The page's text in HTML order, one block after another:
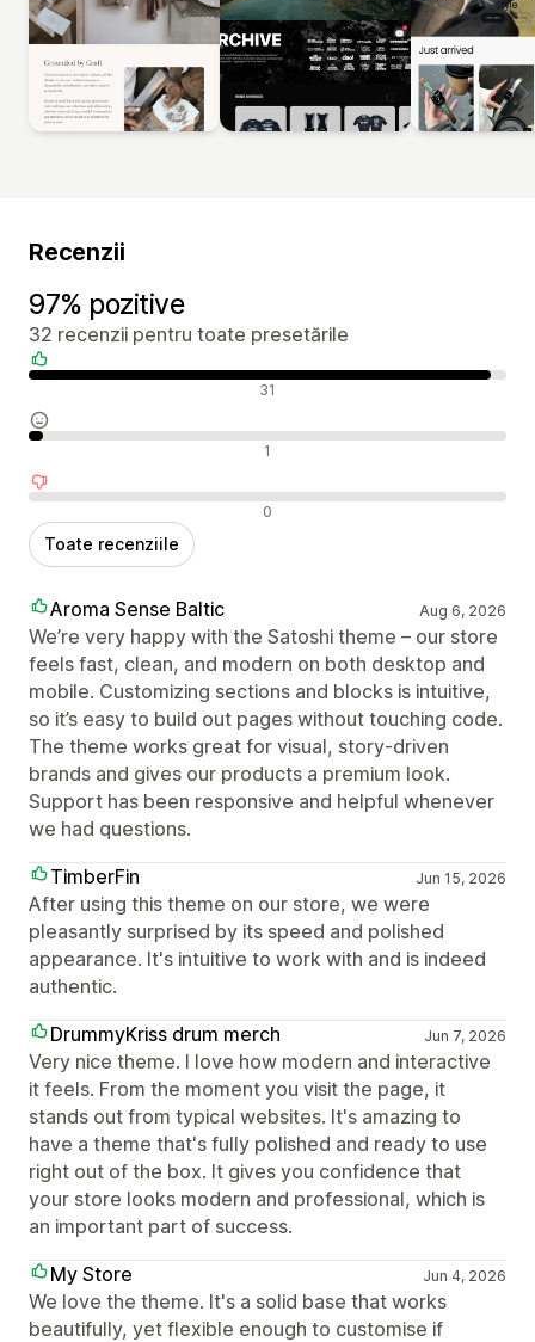
Recenzii
97% pozitive
32 recenzii pentru toate presetările
Recenzii pozitive 31
Recenzii neutre 1
Recenzii negative 0
Toate recenziile
Aroma Sense Baltic Aug 6, 2026
We’re very happy with the Satoshi theme – our store
feels fast, clean, and modern on both desktop and
mobile. Customizing sections and blocks is intuitive,
so it’s easy to build out pages without touching code.
The theme works great for visual, story‑driven
brands and gives our products a premium look.
Support has been responsive and helpful whenever
we had questions.
TimberFin
Jun 15, 2026
After using this theme on our store, we were
pleasantly surprised by its speed and polished
appearance. It's intuitive to work with and is indeed
authentic.
DrummyKriss drum merch
Jun 7, 2026
Very nice theme. I love how modern and interactive
it feels. From the moment you visit the page, it
stands out from typical websites. It's amazing to
have a theme that's fully polished and ready to use
right out of the box. It gives you confidence that
your store looks modern and professional, which is
an important part of success.
My Store
Jun 4, 2026
We love the theme. It's a solid base that works
beautifully, yet flexible enough to customise if